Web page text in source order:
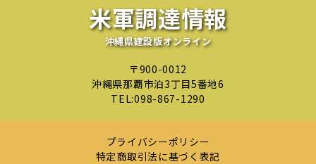
米軍調達情報
沖縄県建設版オンライン
〒900-0012
沖縄県那覇市泊3丁目5番地6
TEL:098-867-1290
プライバシーポリシー
特定商取引法に基づく表記